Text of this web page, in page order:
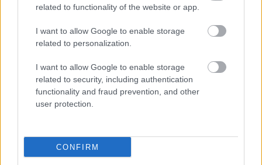
related to functionality of the website or app.
I want to allow Google to enable storage
related to personalization.
I want to allow Google to enable storage
related to security, including authentication
functionality and fraud prevention, and other
user protection.
CONFIRM
Szezonnyitó bútorápolás könnyen és
gyorsan